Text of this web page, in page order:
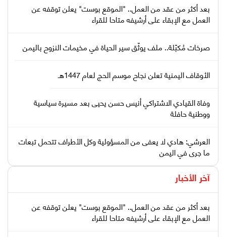
بعد أكثر من عقد من العمل.. "الموقع بوست" يعلن توقفه عن
العمل مع الإبقاء على أرشيفه متاحا للقراء
صرخات مُكبّلة.. ملف يوثّق سير الحياة في مخيمات النزوح باليمن
الأوقاف اليمنية تعلن نجاح موسم الحج لعام 1447هـ
وفاة القيادي الاشتراكي أنيس حسن يحيى بعد مسيرة سياسية
ووطنية حافلة
العرشي: هادي لا يعفى من المسؤولية وكل الأطراف تتحمل تبعات
ما جرى في اليمن
آخر الأخبار
بعد أكثر من عقد من العمل.. "الموقع بوست" يعلن توقفه عن
العمل مع الإبقاء على أرشيفه متاحا للقراء